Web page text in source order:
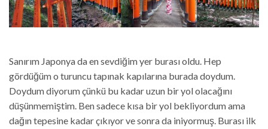
Sanırım Japonya da en sevdiğim yer burası oldu. Hep
gördüğüm o turuncu tapınak kapılarına burada doydum.
Doydum diyorum çünkü bu kadar uzun bir yol olacağını
düşünmemiştim. Ben sadece kısa bir yol bekliyordum ama
dağın tepesine kadar çıkıyor ve sonra da iniyormuş. Burası ilk